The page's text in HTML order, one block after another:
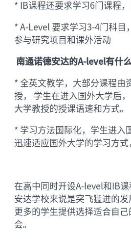
* IB课程还要求学习6门课程
* A-Level 要求学习3-4门科目
参与研究项目和课外活动
南通诺德安达的A-level有什
* 全英文教学，大部分课程由
授， 学生在进入国外大学后
大学教授的授课语速和方式。
* 学习方法国际化，学生进入
迅速适应国外大学的学习方式
在高中同时开设A-level和IB
安达学校来说是突飞猛进的
更多的学生提供选择适合自
会。